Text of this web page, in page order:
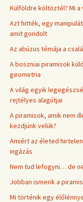
Külföldre költöztél? Mi a
Azt hitték, egy
amit gondolt
Az abúzus témája a
A boszniai piramisok
geometria
A világ egyik
rejtélyes alagútjai
A piramisok, amik nem
kezdjünk velük?
Amiért az életed
ingázás
Nem tud lefogyni… de
Jobban ismerik a
Mi történik egy